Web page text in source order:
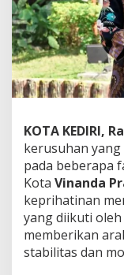
KOTA KEDIRI,
kerusuhan
pada beberapa
Kota Vinanda
keprihatinan
yang diikuti oleh
memberikan
stabilitas dan